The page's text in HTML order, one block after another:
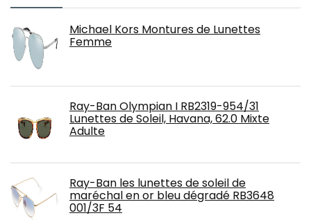
Michael Kors Montures de Lunettes
Femme
Ray-Ban Olympian I RB2319-954/31
Lunettes de Soleil, Havana, 62.0 Mixte
Adulte
Ray-Ban les lunettes de soleil de
maréchal en or bleu dégradé RB3648
001/3F 54